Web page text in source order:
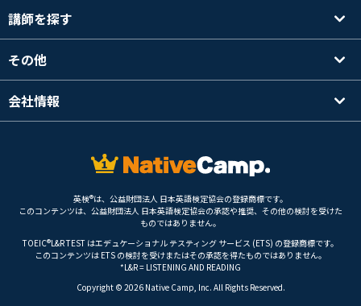
講師を探す
その他
会社情報
英検®は、公益財団法人 日本英語検定協会の登録商標です。
このコンテンツは、公益財団法人 日本英語検定協会の承認や推奨、その他の検討を受けた
ものではありません。
TOEIC®L&R TEST はエデュケーショナル テスティング サービス (ETS) の登録商標です。
このコンテンツは ETS の検討を受けまたはその承認を得たものではありません。
*L&R = LISTENING AND READING
Copyright © 2026 Native Camp, Inc. All Rights Reserved.